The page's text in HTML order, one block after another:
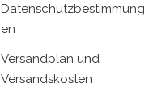
Datenschutzbestimmung
en
Versandplan und
Versandskosten